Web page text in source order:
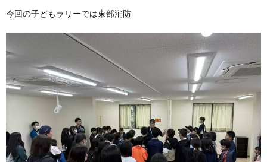
今回の子どもラリーでは東部消防